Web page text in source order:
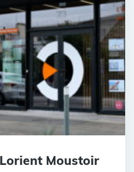
Moustoir